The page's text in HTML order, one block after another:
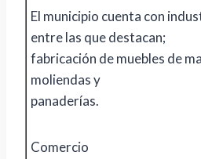
El municipio cuenta con
entre las que destacan;
fabricación de muebles de
moliendas y
panaderías.
Comercio